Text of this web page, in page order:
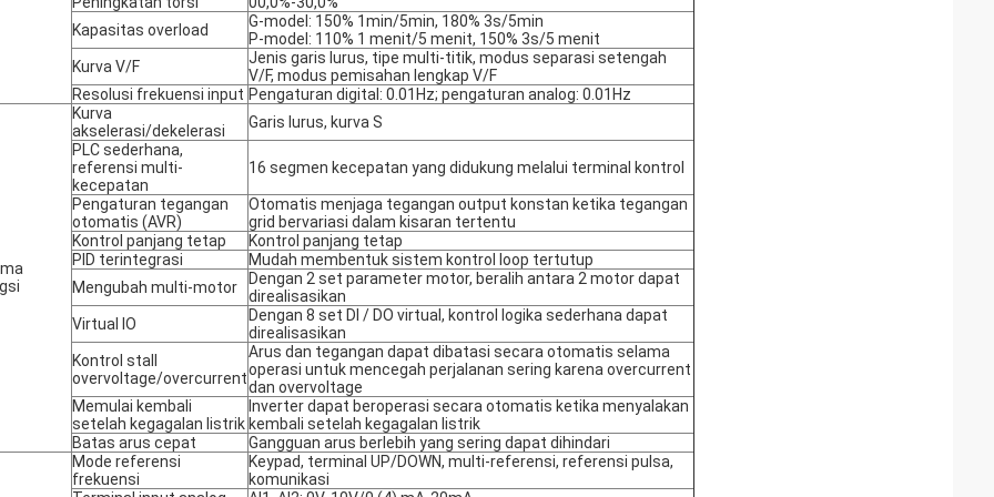
Kapasitas overload
G-model: 150% 1min/5min, 180% 3s/5min
P-model: 110% 1 menit/5 menit, 150% 3s/5 menit
Kurva V/F
Jenis garis lurus, tipe multi-titik, modus separasi setengah
V/F, modus pemisahan lengkap V/F
Resolusi frekuensi input Pengaturan digital: 0.01Hz; pengaturan analog: 0.01Hz
Kurva
akselerasi/dekelerasi
Garis lurus, kurva S
PLC sederhana,
referensi multi-
kecepatan
16 segmen kecepatan yang didukung melalui terminal kontrol
Pengaturan tegangan
otomatis (AVR)
Otomatis menjaga tegangan output konstan ketika tegangan
grid bervariasi dalam kisaran tertentu
Kontrol panjang tetap
Kontrol panjang tetap
PID terintegrasi
Mudah membentuk sistem kontrol loop tertutup
Mengubah multi-motor
Dengan 2 set parameter motor, beralih antara 2 motor dapat
direalisasikan
Virtual IO
Dengan 8 set DI / DO virtual, kontrol logika sederhana dapat
direalisasikan
Kontrol stall
overvoltage/overcurrent
Arus dan tegangan dapat dibatasi secara otomatis selama
operasi untuk mencegah perjalanan sering karena overcurrent
dan overvoltage
Memulai kembali
setelah kegagalan listrik
Inverter dapat beroperasi secara otomatis ketika menyalakan
kembali setelah kegagalan listrik
Batas arus cepat
Gangguan arus berlebih yang sering dapat dihindari
Mode referensi
frekuensi
Keypad, terminal UP/DOWN, multi-referensi, referensi pulsa,
komunikasi